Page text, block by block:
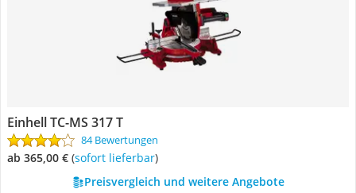
Einhell TC-MS 317 T
84 Bewertungen
ab 365,00 € ( Sofort lieferbar)
Preisvergleich und weitere Angebote